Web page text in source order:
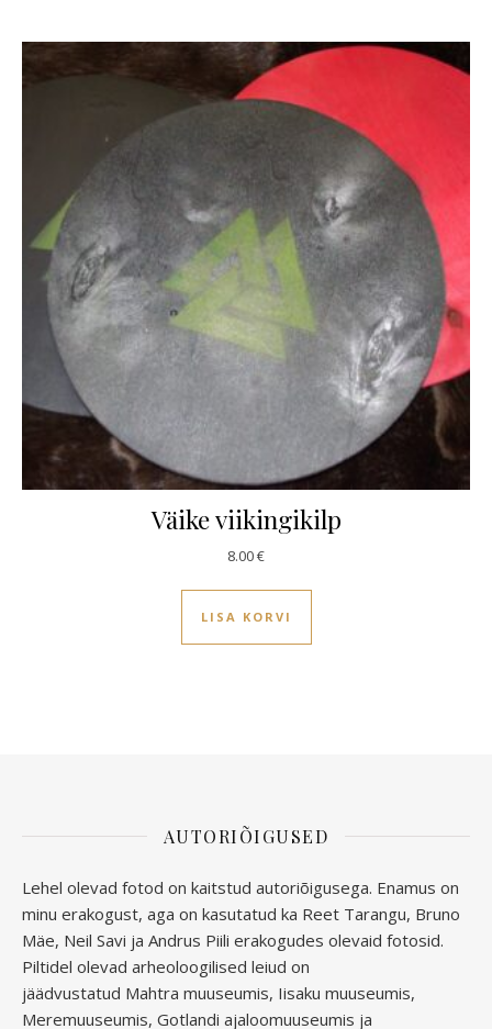
Väike viikingikilp
8.00€
LISA KORVI
AUTORIÕIGUSED
Lehel olevad fotod on kaitstud autoriõigusega. Enamus on
minu erakogust, aga on kasutatud ka Reet Tarangu, Bruno
Mäe, Neil Savi ja Andrus Piili erakogudes olevaid fotosid.
Piltidel olevad arheoloogilised leiud on
jäädvustatud Mahtra muuseumis, Iisaku muuseumis,
Meremuuseumis, Gotlandi ajaloomuuseumis ja